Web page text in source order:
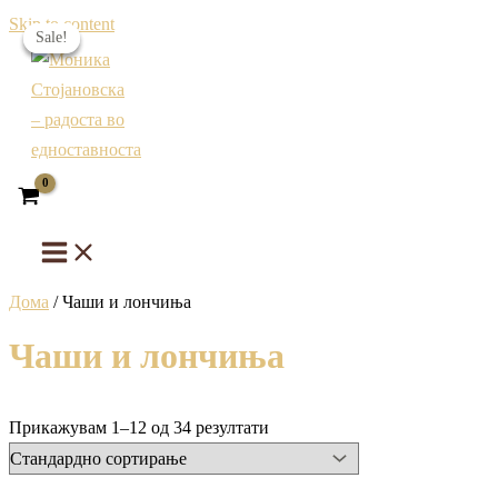
Skip to content
Дома / Чаши и лончиња
Чаши и лончиња
Прикажувам 1–12 од 34 резултати
Sale!
Sale!
Sale!